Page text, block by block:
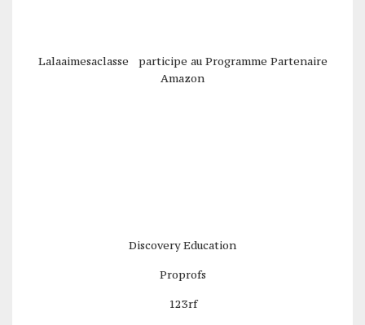
Lalaaimesaclasse participe au Programme Partenaire
Amazon
Discovery Education
Proprofs
123rf